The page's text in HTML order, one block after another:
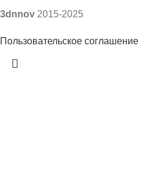
3dnnov 2015-2025
Пользовательское соглашение